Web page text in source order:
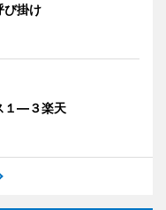
び掛け
１―３楽天